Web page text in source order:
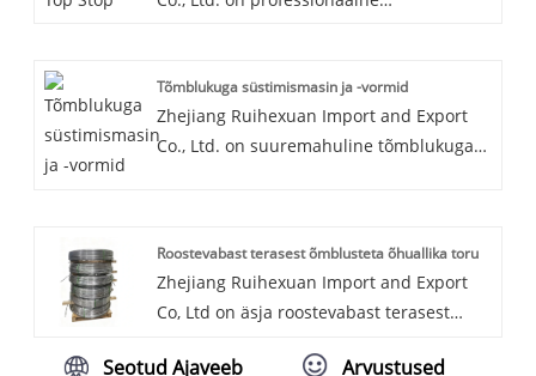
partneriks Hiinas.
nuppude disaini, tootmist, import- ja
ekspordikaubandust, nuppudega seotud
tootmisseadmete tootmist ja müüki.
Tõmblukuga süstimismasin ja -vormid
Zhejiang Ruihexuan Import and Export
Co., Ltd. on suuremahuline tõmblukuga
nendega seotud masinatele ja
seadmetele. Meie tooted on hea
hinnaeelisega ja katavad enamiku Kagu-
Aasia turgudest. Loodame saada teie
Roostevabast terasest õmblusteta õhuallika toru
Zhejiang Ruihexuan Import and Export
Co, Ltd on äsja roostevabast terasest
Seotud Ajaveeb Arvustused